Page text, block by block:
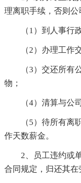
理离职手续，否则公
（1）到人事行
（2）办理工作
（3）交还所有
物；
（4）清算与公
（5）待所有离
作天数薪金。
2、员工违约或
合同规定，归还其在